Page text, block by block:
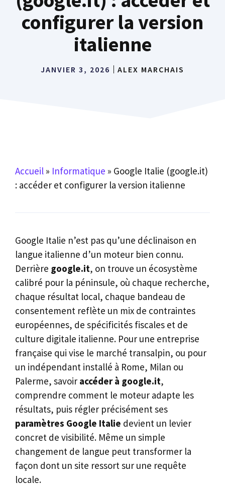
configurer la version
italienne
JANVIER 3, 2026 ALEX MARCHAIS
Accueil » Informatique » Google Italie (google.it)
: accéder et configurer la version italienne
Google Italie n’est pas qu’une déclinaison en
langue italienne d’un moteur bien connu.
Derrière google.it, on trouve un écosystème
calibré pour la péninsule, où chaque recherche,
chaque résultat local, chaque bandeau de
consentement reflète un mix de contraintes
européennes, de spécificités fiscales et de
culture digitale italienne. Pour une entreprise
française qui vise le marché transalpin, ou pour
un indépendant installé à Rome, Milan ou
Palerme, savoir accéder à google.it,
comprendre comment le moteur adapte les
résultats, puis régler précisément ses
paramètres Google Italie devient un levier
concret de visibilité. Même un simple
changement de langue peut transformer la
façon dont un site ressort sur une requête
locale.